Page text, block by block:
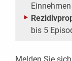
bis 5